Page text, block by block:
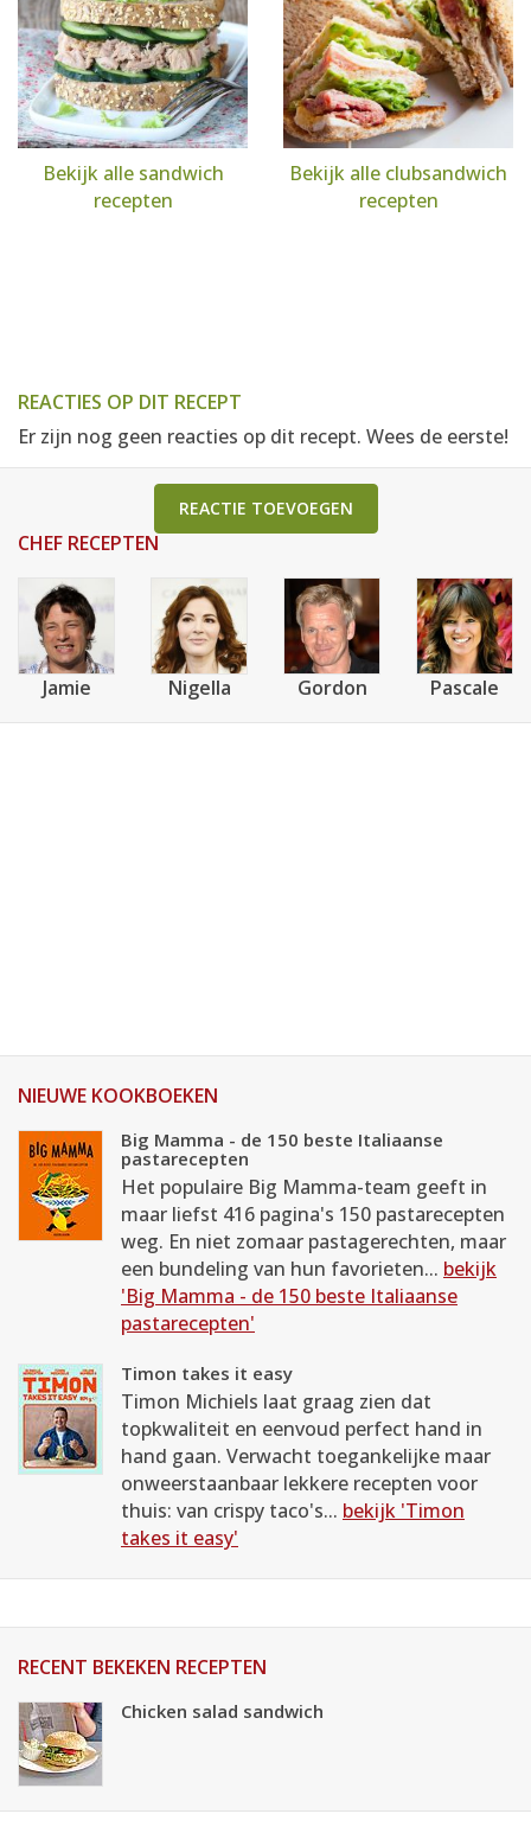
Bekijk alle sandwich
recepten
Bekijk alle clubsandwich
recepten
REACTIES OP DIT RECEPT
Er zijn nog geen reacties op dit recept. Wees de eerste!
REACTIE TOEVOEGEN
CHEF RECEPTEN
Jamie Nigella Gordon Pascale
NIEUWE KOOKBOEKEN
Big Mamma - de 150 beste Italiaanse
pastarecepten
Het populaire Big Mamma-team geeft in
maar liefst 416 pagina's 150 pastarecepten
weg. En niet zomaar pastagerechten, maar
een bundeling van hun favorieten... bekijk
'Big Mamma - de 150 beste Italiaanse
pastarecepten'
Timon takes it easy
Timon Michiels laat graag zien dat
topkwaliteit en eenvoud perfect hand in
hand gaan. Verwacht toegankelijke maar
onweerstaanbaar lekkere recepten voor
thuis: van crispy taco's... bekijk 'Timon
takes it easy'
RECENT BEKEKEN RECEPTEN
Chicken salad sandwich